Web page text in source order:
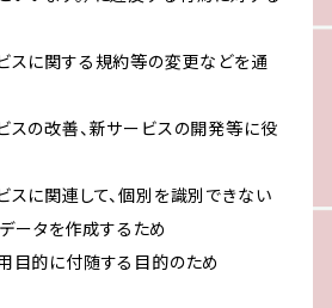
ビスに関する規約等の変更などを通
ビスの改善、新サービスの開発等に役
ビスに関連して、個別を識別できない
ータを作成するため
用目的に付随する目的のため